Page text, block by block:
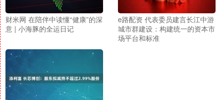
财米网 在陪伴中读懂“健康”的深
意 | 小海豚的全运日记
e路配资 代表委员建言长江中游
城市群建设：构建统一的资本市
场平台和标准